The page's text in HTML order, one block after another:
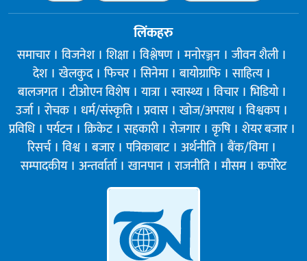
लिंकहरु
समाचार विजनेश शिक्षा विश्लेषण मनोरञ्जन जीवन शैली
देश खेलकुद फिचर सिनेमा बायोग्राफि साहित्य
बालजगत टीओएन विशेष यात्रा स्वास्थ्य विचार भिडियो
उर्जा रोचक धर्म/संस्कृति प्रवास खोज/अपराध विश्वकप
प्रविधि पर्यटन क्रिकेट सहकारी रोजगार कृषि शेयर बजार
रिसर्च विश्व बजार पत्रिकाबाट अर्थनीति बैंक/विमा
सम्पादकीय अन्तर्वार्ता खानपान राजनीति मौसम कर्पोरेट